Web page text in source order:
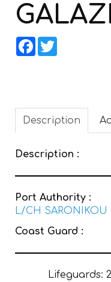
Facebook
Twitter
Description
Description :
Port Authority :
L/CH SARONIKOU
Coast Guard :
Lifeguards: 2